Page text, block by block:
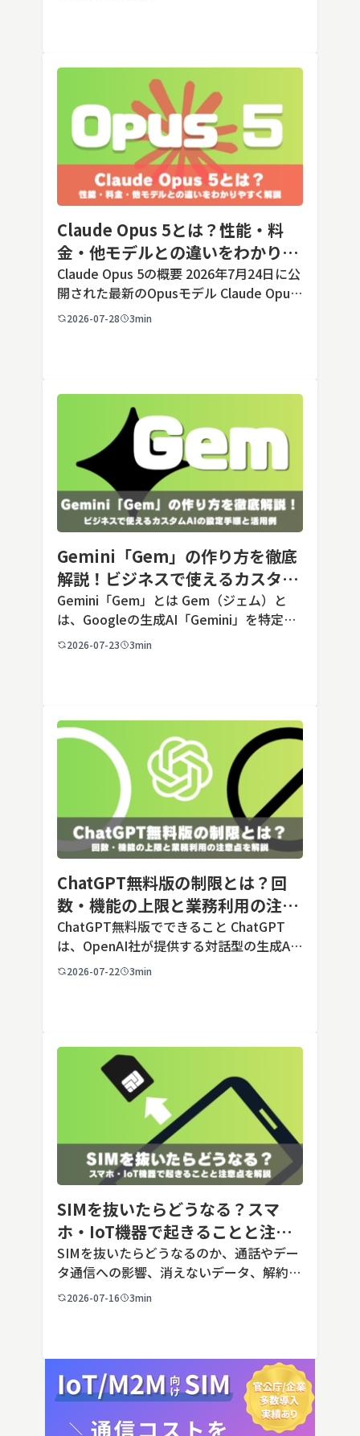
Claude Opus 5とは？性能・料
金・他モデルとの違いをわかりや
すく解説
Claude Opus 5の概要 2026年7月24日に公
開された最新のOpusモデル Claude Opus
5は、米国のAI企業Anthropic（アンソロピ
2026-07-28 3min
Gemini「Gem」の作り方を徹底
解説！ビジネスで使えるカスタム
AIの設定手順と活用例
Gemini「Gem」とは Gem（ジェム）と
は、Googleの生成AI「Gemini」を特定の
用途に合わせてカスタマイズできる機能で
2026-07-23 3min
ChatGPT無料版の制限とは？回
数・機能の上限と業務利用の注意
点を解説【2026年最新】
ChatGPT無料版でできること ChatGPT
は、OpenAI社が提供する対話型の生成AI
サービスです。アカウントを登録すれば無
2026-07-22 3min
SIMを抜いたらどうなる？スマ
ホ・IoT機器で起きることと注意
点を解説
SIMを抜いたらどうなるのか、通話やデー
タ通信への影響、消えないデータ、解約や
端末譲渡時の注意点を整理。さらに法人・
2026-07-16 3min